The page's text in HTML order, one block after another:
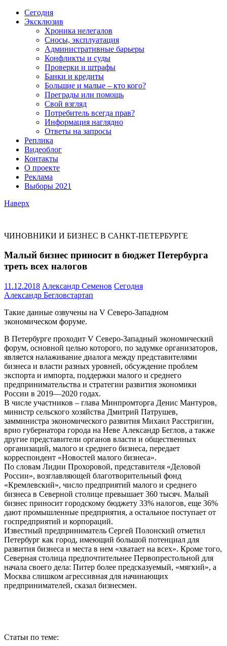
Сегодня
Эксклюзив
Хроника нелегалов
Сносы, эксплуатация
Административные барьеры
Конфликты и суды
Проверки и штрафы
Банки и кредиты
Большие и малые – кто кого?
Преграды или помощь
Свой взгляд
Потребитель всегда прав?
Информация наглядно
Ответы на запросы
Реплика
Видеоблог
Контакты
О проекте
Реклама
Выборы 2021
Наверх
ЧИНОВНИКИ И БИЗНЕС В САНКТ-ПЕТЕРБУРГЕ
Малый бизнес приносит в бюджет Петербурга
треть всех налогов
11.12.2018 Александр Семенов Сегодня
Александр Бегловстартап
Такие данные озвучены на V Северо-Западном
экономическом форуме.
В Петербурге проходит V Северо-Западный экономический
форум, основной целью которого, по задумке организаторов,
является налаживание диалога между представителями
бизнеса и власти разных уровней, обсуждение проблем
экспорта и импорта, поддержки малого и среднего
предпринимательства и стратегии развития экономики
России в 2019—2020 годах.
В числе участников – глава Минпромторга Денис Мантуров,
министр сельского хозяйства Дмитрий Патрушев,
замминистра экономического развития Михаил Расстригин,
врио губернатора города на Неве Александр Беглов, а также
другие представители органов власти и общественных
организаций, малого и среднего бизнеса, передает
корреспондент «Новостей малого бизнеса».
По словам Лидии Прохоровой, представителя «Деловой
России», возглавляющей благотворительный фонд
«Кремлевский», число предприятий малого и среднего
бизнеса в Северной столице превышает 360 тысяч. Малый
бизнес приносит городскому бюджету 33% налогов, еще 36%
дают промышленные предприятия, а остальное поступает от
госпредприятий и корпораций.
Известный предприниматель Сергей Полонский отметил
Петербург как город, имеющий большой потенциал для
развития бизнеса и места в нем «хватает на всех». Кроме того,
Северная столица предпочтительнее Первопрестольной для
начала своего дела: Питер более предсказуемый, «мягкий», а
Москва слишком агрессивная для начинающих
предпринимателей, сказал бизнесмен.
Статьи по теме: